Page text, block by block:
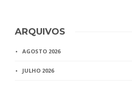
ARQUIVOS
AGOSTO 2026
JULHO 2026